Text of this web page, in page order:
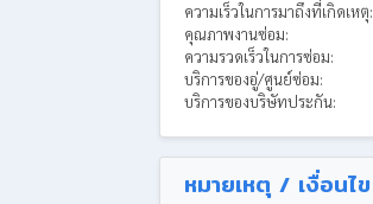
ความเร็วในการมาถึงที่เกิดเหตุ:
คุณภาพงานซ่อม:
ความรวดเร็วในการซ่อม:
บริการของอู่/ศูนย์ซ่อม:
บริการของบริษัทประกัน:
หมายเหตุ / เงื่อนไข